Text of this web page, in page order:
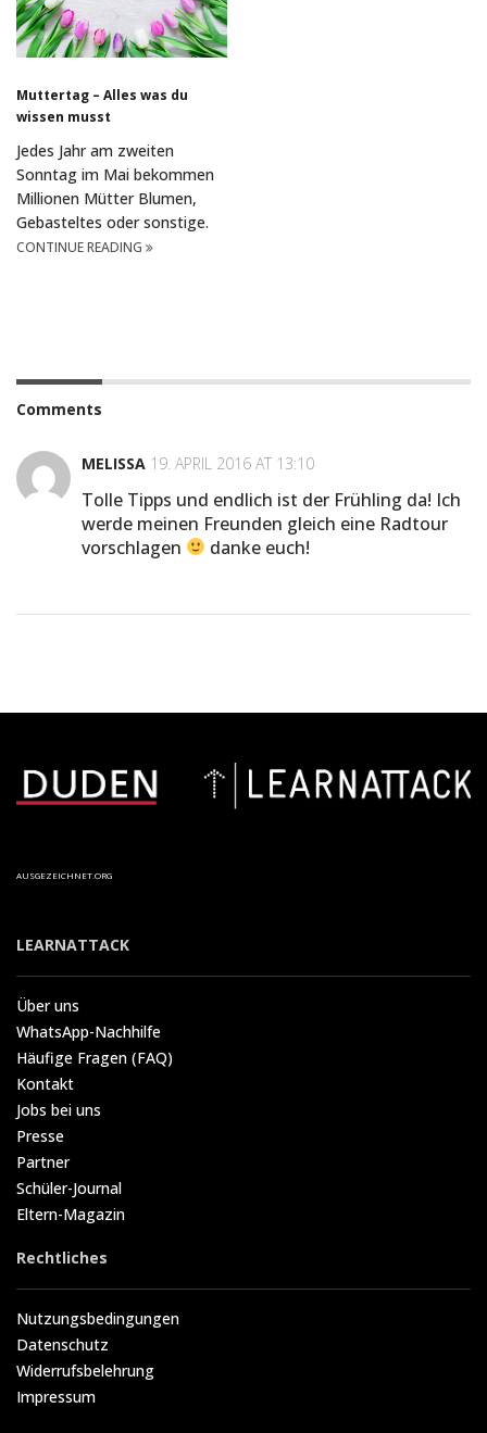
Muttertag – Alles was du
wissen musst
Jedes Jahr am zweiten
Sonntag im Mai bekommen
Millionen Mütter Blumen,
Gebasteltes oder sonstige.
CONTINUE READING
Comments
MELISSA 19. APRIL 2016 AT 13:10
Tolle Tipps und endlich ist der Frühling da! Ich
werde meinen Freunden gleich eine Radtour
vorschlagen
danke euch!
AUSGEZEICHNET.ORG
LEARNATTACK
Über uns
WhatsApp-Nachhilfe
Häufige Fragen (FAQ)
Kontakt
Jobs bei uns
Presse
Partner
Schüler-Journal
Eltern-Magazin
Rechtliches
Nutzungsbedingungen
Datenschutz
Widerrufsbelehrung
Impressum